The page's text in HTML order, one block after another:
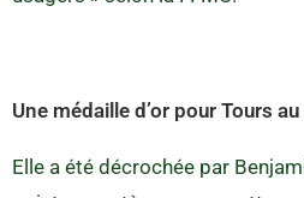
Une médaille d’or pour Tours
Elle a été décrochée par